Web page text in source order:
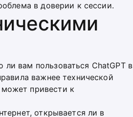
в доверии к сессии.
вам пользоваться ChatGPT в
важнее технической
привести к
открывается ли в